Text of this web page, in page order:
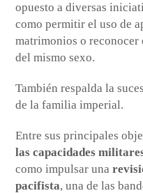
opuesto a diversas
como permitir el uso de
matrimonios o reconocer
del mismo sexo.
También respalda la
de la familia imperial.
Entre sus principales
las capacidades
como impulsar una
pacifista, una de las